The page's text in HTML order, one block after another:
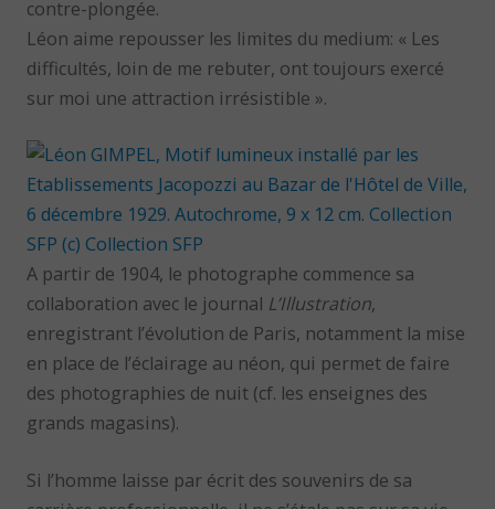
contre-plongée.
Léon aime repousser les limites du medium: « Les
difficultés, loin de me rebuter, ont toujours exercé
sur moi une attraction irrésistible ».
A partir de 1904, le photographe commence sa
collaboration avec le journal L’Illustration,
enregistrant l’évolution de Paris, notamment la mise
en place de l’éclairage au néon, qui permet de faire
des photographies de nuit (cf. les enseignes des
grands magasins).
Si l’homme laisse par écrit des souvenirs de sa